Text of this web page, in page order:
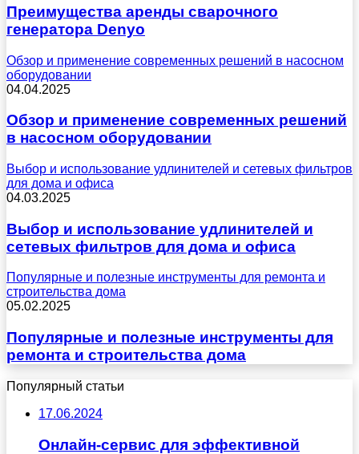
Преимущества аренды сварочного
генератора Denyo
Обзор и применение современных решений в насосном
оборудовании
04.04.2025
Обзор и применение современных решений
в насосном оборудовании
Выбор и использование удлинителей и сетевых фильтров
для дома и офиса
04.03.2025
Выбор и использование удлинителей и
сетевых фильтров для дома и офиса
Популярные и полезные инструменты для ремонта и
строительства дома
05.02.2025
Популярные и полезные инструменты для
ремонта и строительства дома
Популярный статьи
17.06.2024
Онлайн-сервис для эффективной